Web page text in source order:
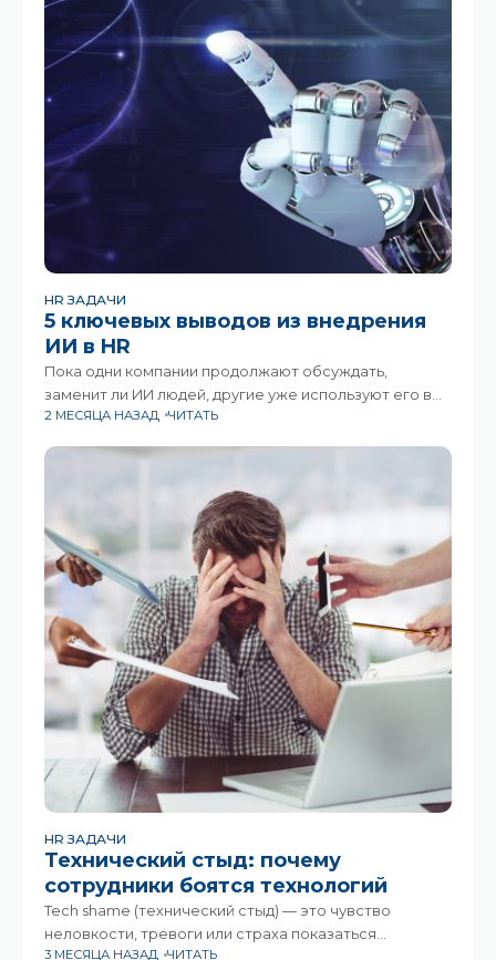
HR ЗАДАЧИ
5 ключевых выводов из внедрения
ИИ в HR
Пока одни компании продолжают обсуждать,
заменит ли ИИ людей, другие уже используют его в
ежедневной работе HR-команд — не в теории, а на
2 МЕСЯЦА НАЗАД ЧИТАТЬ
HR ЗАДАЧИ
Технический стыд: почему
сотрудники боятся технологий
Tech shame (технический стыд) — это чувство
неловкости, тревоги или страха показаться
3 МЕСЯЦА НАЗАД ЧИТАТЬ